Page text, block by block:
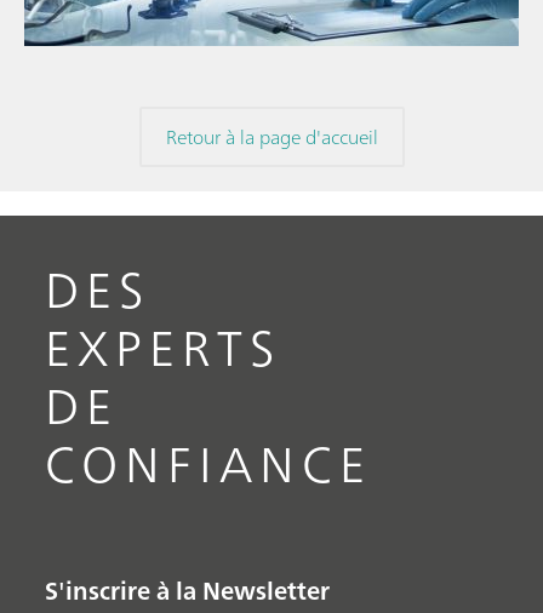
Retour à la page d'accueil
DES
EXPERTS
DE
CONFIANCE
S'inscrire à la Newsletter